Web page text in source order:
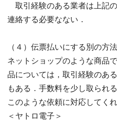
取引経験のある業者は上記
連絡する必要なない．
（４）伝票払いにする別の方法
ネットショップのような商品
品については，取引経験のあ
もある．手数料を少し取られ
このような依頼に対応してく
＜ヤトロ電子＞